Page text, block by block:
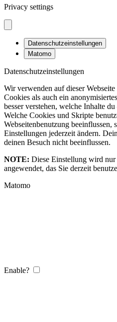
Privacy settings
Datenschutzeinstellungen
Matomo
Datenschutzeinstellungen
Wir verwenden auf dieser
Cookies als auch ein
besser verstehen, welche Inhalte
Welche Cookies und Skripte
Webseitenbenutzung beeinflussen,
Einstellungen jederzeit ändern.
deinen Besuch nicht beeinflussen.
NOTE: Diese Einstellung wird
angewendet, das Sie derzeit
Matomo
Enable?